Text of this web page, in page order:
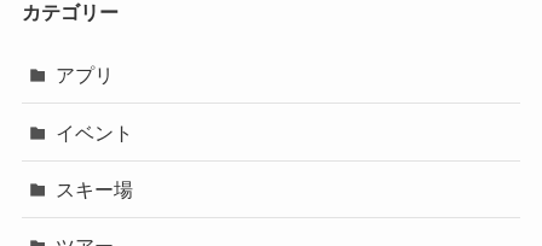
カテゴリー
アプリ
イベント
スキー場